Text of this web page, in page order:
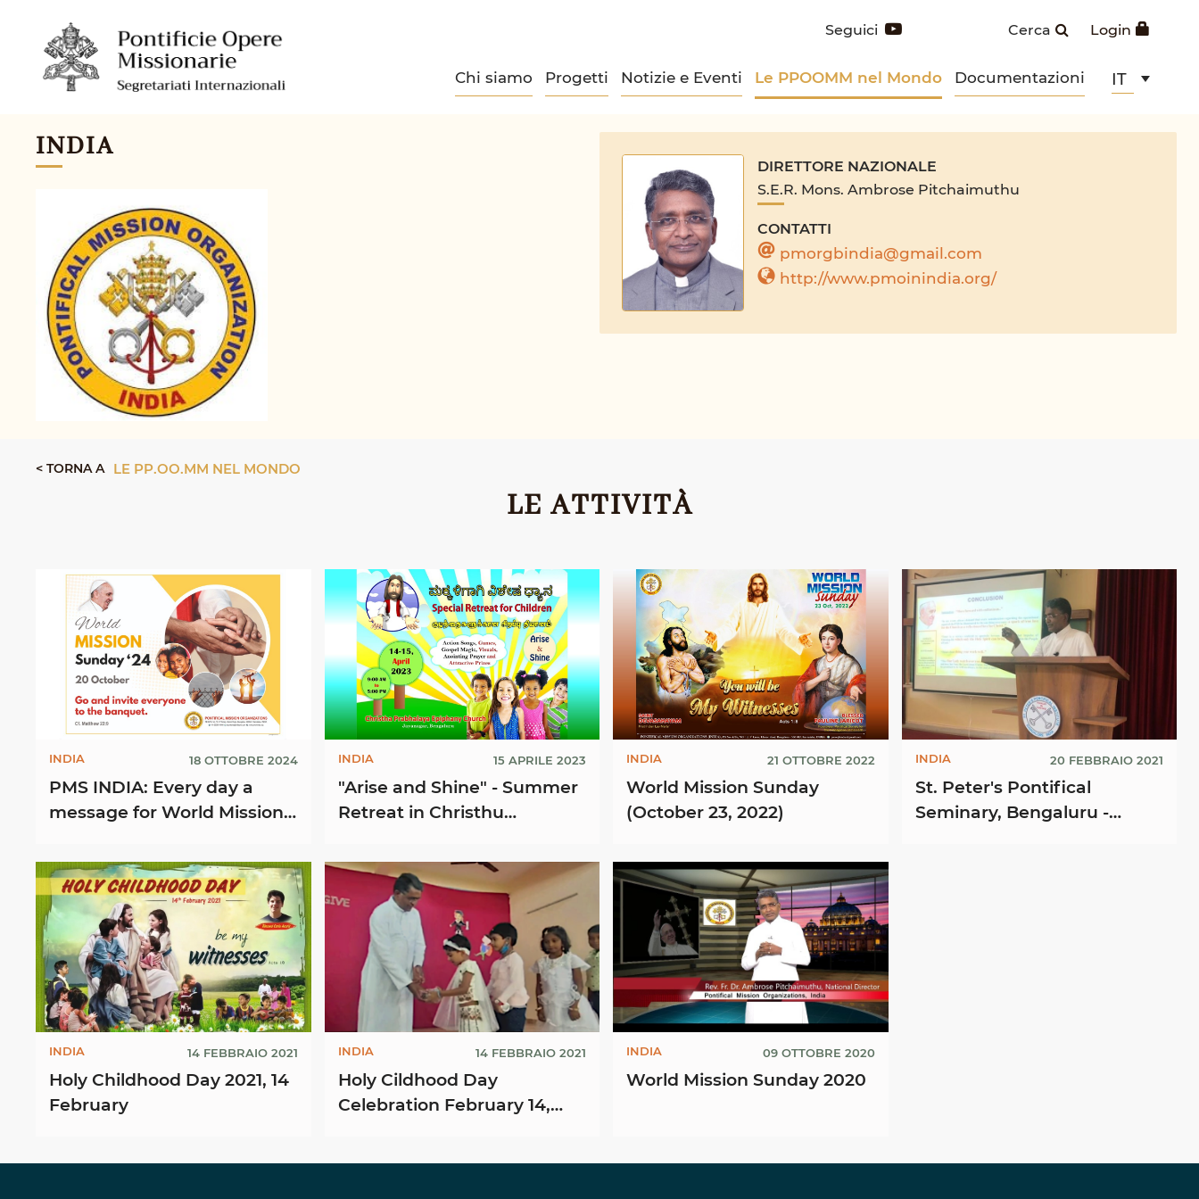
Login
Cerca
Seguici
Chi siamo Progetti Notizie e Eventi Le PPOOMM nel Mondo Documentazioni IT
INDIA
DIRETTORE NAZIONALE
S.E.R. Mons. Ambrose Pitchaimuthu
CONTATTI
pmorgbindia@gmail.com
http://www.pmoinindia.org/
< TORNA A LE PP.OO.MM NEL MONDO
LE ATTIVITÀ
INDIA 18 OTTOBRE 2024
PMS INDIA: Every day a
message for World Mission
INDIA 15 APRILE 2023
"Arise and Shine" - Summer
Retreat in Christhu
Church, Bangalore
INDIA 21 OTTOBRE 2022
World Mission Sunday
(October 23, 2022)
INDIA 20 FEBBRAIO 2021
St. Peter's Pontifical
Seminary, Bengaluru -
INDIA 14 FEBBRAIO 2021
Holy Childhood Day 2021, 14
February
INDIA 14 FEBBRAIO 2021
Holy Cildhood Day
Celebration February 14,
INDIA 09 OTTOBRE 2020
World Mission Sunday 2020